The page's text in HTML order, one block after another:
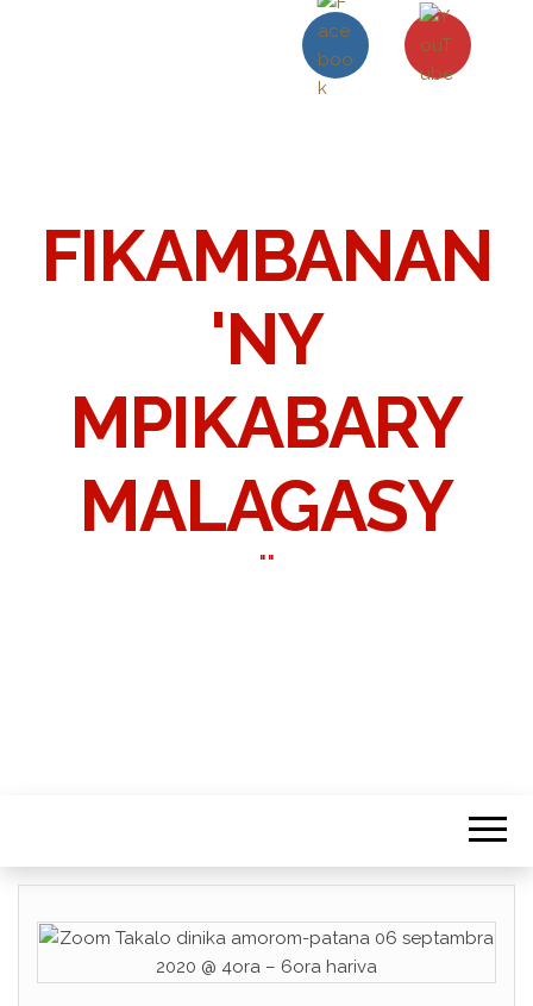
FIKAMBANAN
'NY
MPIKABARY
MALAGASY
""